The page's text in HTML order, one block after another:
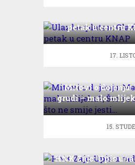
petak u centru
17.
Mitovi o dojenju:
grudi – malo
se smije, a što ne
15.
HNK Zajc: Upis u